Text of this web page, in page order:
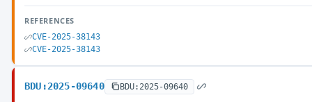
REFERENCES
CVE-2025-38143
CVE-2025-38143
BDU:2025-09640 BDU:2025-09640